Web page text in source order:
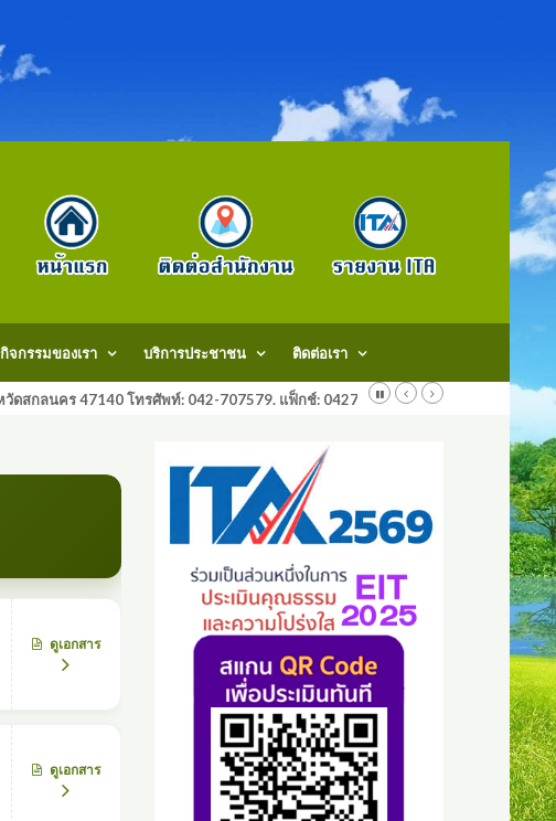
กิจกรรมของเรา บริการประชาชน ติดต่อเรา
ดสกลนคร 47140 โทรศัพท์: 042-707579. แฟ็กช์: 042707579 E-Mail:
ดูเอกสาร
ดูเอกสาร